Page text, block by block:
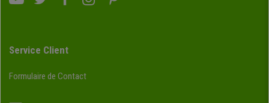
Service Client
Formulaire de Contact